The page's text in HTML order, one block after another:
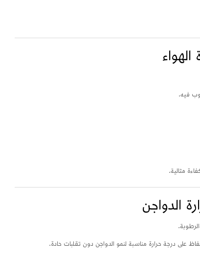
فيه.
الدواجن
على درجة حرارة مناسبة لنمو الدواجن دون تقلبات حادة.